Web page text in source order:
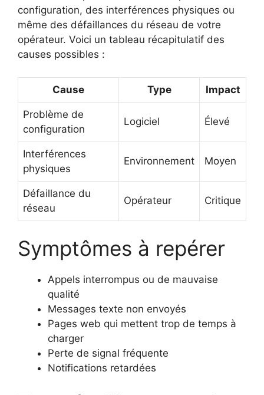
configuration, des interférences physiques ou
même des défaillances du réseau de votre
opérateur. Voici un tableau récapitulatif des
causes possibles :
Cause Type Impact
Problème de
configuration
Logiciel Élevé
Interférences
physiques
Environnement Moyen
Défaillance du
réseau
Opérateur Critique
Symptômes à repérer
Appels interrompus ou de mauvaise
qualité
Messages texte non envoyés
Pages web qui mettent trop de temps à
charger
Perte de signal fréquente
Notifications retardées